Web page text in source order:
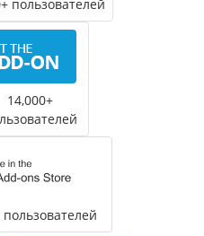
пользователей
14,000+
пользователей